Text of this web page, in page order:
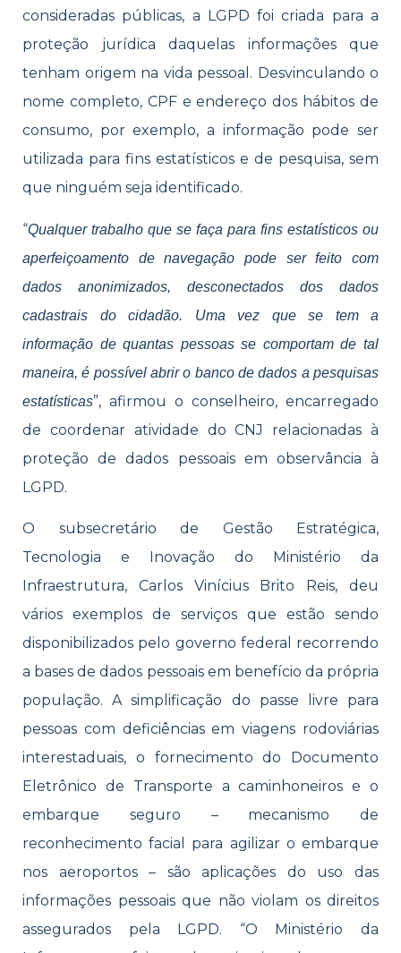
consideradas públicas, a LGPD foi criada para a
proteção jurídica daquelas informações que
tenham origem na vida pessoal. Desvinculando o
nome completo, CPF e endereço dos hábitos de
consumo, por exemplo, a informação pode ser
utilizada para fins estatísticos e de pesquisa, sem
que ninguém seja identificado.
“Qualquer trabalho que se faça para fins estatísticos ou
aperfeiçoamento de navegação pode ser feito com
dados anonimizados, desconectados dos dados
cadastrais do cidadão. Uma vez que se tem a
informação de quantas pessoas se comportam de tal
maneira, é possível abrir o banco de dados a pesquisas
estatísticas”, afirmou o conselheiro, encarregado
de coordenar atividade do CNJ relacionadas à
proteção de dados pessoais em observância à
LGPD.
O subsecretário de Gestão Estratégica,
Tecnologia e Inovação do Ministério da
Infraestrutura, Carlos Vinícius Brito Reis, deu
vários exemplos de serviços que estão sendo
disponibilizados pelo governo federal recorrendo
a bases de dados pessoais em benefício da própria
população. A simplificação do passe livre para
pessoas com deficiências em viagens rodoviárias
interestaduais, o fornecimento do Documento
Eletrônico de Transporte a caminhoneiros e o
embarque seguro – mecanismo de
reconhecimento facial para agilizar o embarque
nos aeroportos – são aplicações do uso das
informações pessoais que não violam os direitos
assegurados pela LGPD. “O Ministério da